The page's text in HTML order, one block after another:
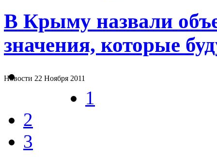
В Крыму назвали
значения, которые
Новости 22 Ноября 2011
1
2
3